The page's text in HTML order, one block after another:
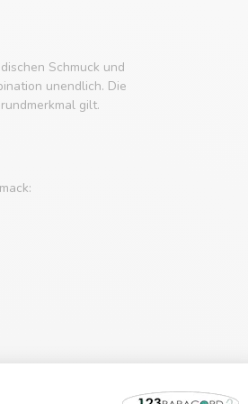
Schmuck und
unendlich. Die
gilt.